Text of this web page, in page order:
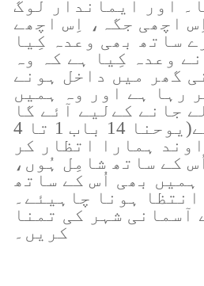
اور ایماندار لوگ
اچھی جگہ، اِس اچھے
ساتھ بھی وعدہ کِیا
وعدہ کِیا ہے کہ وہ
گھر میں داخل ہونے
رہا ہے اور وہ ہمیں
جانے کےلیے آئے گا
جہاں وہ ہے(یوحنا 14 باب 1 تا 4
ہمارا اتظار کر
کے ساتھ شامِل ہُوں،
ہمیں بھی اُس کے ساتھ
انتظا ہونا چاہیئے۔
آسمانی شہر کی تمنا
کریں۔